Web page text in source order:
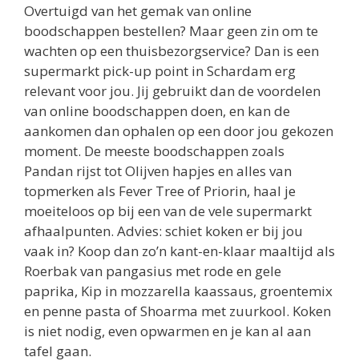
Overtuigd van het gemak van online
boodschappen bestellen? Maar geen zin om te
wachten op een thuisbezorgservice? Dan is een
supermarkt pick-up point in Schardam erg
relevant voor jou. Jij gebruikt dan de voordelen
van online boodschappen doen, en kan de
aankomen dan ophalen op een door jou gekozen
moment. De meeste boodschappen zoals
Pandan rijst tot Olijven hapjes en alles van
topmerken als Fever Tree of Priorin, haal je
moeiteloos op bij een van de vele supermarkt
afhaalpunten. Advies: schiet koken er bij jou
vaak in? Koop dan zo’n kant-en-klaar maaltijd als
Roerbak van pangasius met rode en gele
paprika, Kip in mozzarella kaassaus, groentemix
en penne pasta of Shoarma met zuurkool. Koken
is niet nodig, even opwarmen en je kan al aan
tafel gaan.